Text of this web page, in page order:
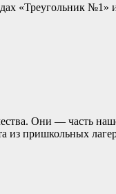
«Треугольник
Они — часть
из пришкольных